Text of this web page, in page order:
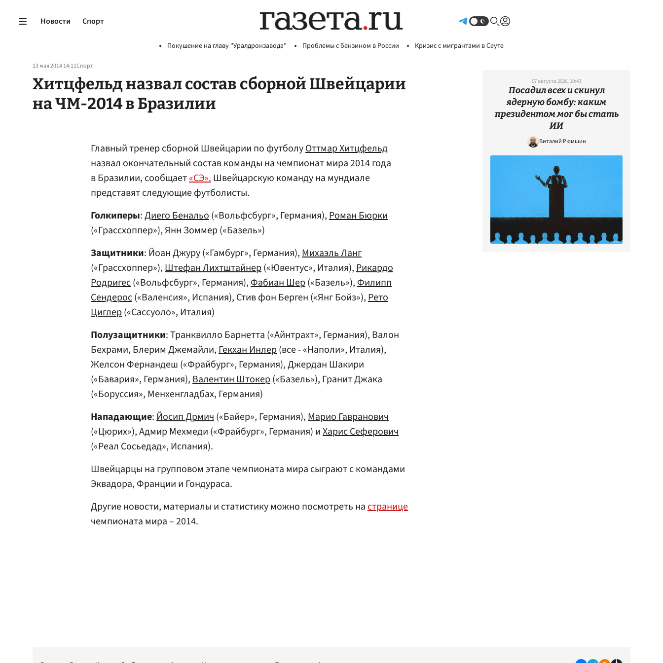
Новости Спорт
Покушение на главу "Уралдронзавода" Проблемы с бензином в России Кризис с мигрантами в Сеуте
13 мая 2014 14:11Спорт
Хитцфельд назвал состав сборной Швейцарии
на ЧМ-2014 в Бразилии
Главный тренер сборной Швейцарии по футболуОттмар Хитцфельд
назвал окончательный состав команды на чемпионат мира 2014 года
в Бразилии, сообщает«СЭ».Швейцарскую команду на мундиале
представят следующие футболисты.
Голкиперы:Диего Бенальо(«Вольфсбург», Германия),Роман Бюрки
(«Грассхоппер»), Янн Зоммер («Базель»)
Защитники: Йоан Джуру («Гамбург», Германия),Михаэль Ланг
(«Грассхоппер»),Штефан Лихтштайнер(«Ювентус», Италия),Рикардо
Родригес(«Вольфсбург», Германия),Фабиан Шер(«Базель»),Филипп
Сендерос(«Валенсия», Испания), Стив фон Берген («Янг Бойз»),Рето
Циглер(«Сассуоло», Италия)
Полузащитники: Транквилло Барнетта («Айнтрахт», Германия), Валон
Бехрами, Блерим Джемайли,Гекхан Инлер(все - «Наполи», Италия),
Желсон Фернандеш («Фрайбург», Германия), Джердан Шакири
(«Бавария», Германия),Валентин Штокер(«Базель»), Гранит Джака
(«Боруссия», Менхенгладбах, Германия)
Нападающие:Йосип Дрмич(«Байер», Германия),Марио Гавранович
(«Цюрих»), Адмир Мехмеди («Фрайбург», Германия) иХарис Сеферович
(«Реал Сосьедад», Испания).
Швейцарцы на групповом этапе чемпионата мира сыграют с командами
Эквадора, Франции и Гондураса.
Другие новости, материалы и статистику можно посмотреть настранице
чемпионата мира – 2014.
07 августа 2026, 10:43
Посадил всех и скинул
ядерную бомбу: каким
президентом мог бы стать
ИИ
Виталий Рюмшин